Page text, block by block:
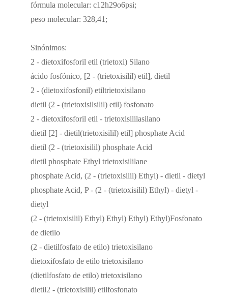
fórmula molecular: c12h29o6psi;
peso molecular: 328,41;
Sinónimos:
2 - dietoxifosforil etil (trietoxi) Silano
ácido fosfónico, [2 - (trietoxisilil) etil], dietil
2 - (dietoxifosfonil) etiltrietoxisilano
dietil (2 - (trietoxisilsilil) etil) fosfonato
2 - dietoxifosforil etil - trietoxisililasilano
dietil [2] - dietil(trietoxisilil) etil] phosphate Acid
dietil (2 - (trietoxisilil) phosphate Acid
dietil phosphate Ethyl trietoxisililane
phosphate Acid, (2 - (trietoxisilil) Ethyl) - dietil - dietyl
phosphate Acid, P - (2 - (trietoxisilil) Ethyl) - dietyl -
dietyl
(2 - (trietoxisilil) Ethyl) Ethyl) Ethyl) Ethyl)Fosfonato
de dietilo
(2 - dietilfosfato de etilo) trietoxisilano
dietoxifosfato de etilo trietoxisilano
(dietilfosfato de etilo) trietoxisilano
dietil2 - (trietoxisilil) etilfosfonato